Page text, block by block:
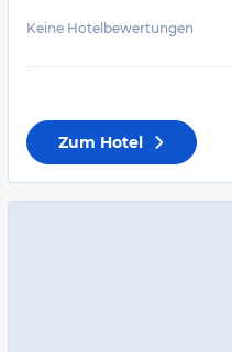
Keine Hotelbewertungen
Zum Hotel